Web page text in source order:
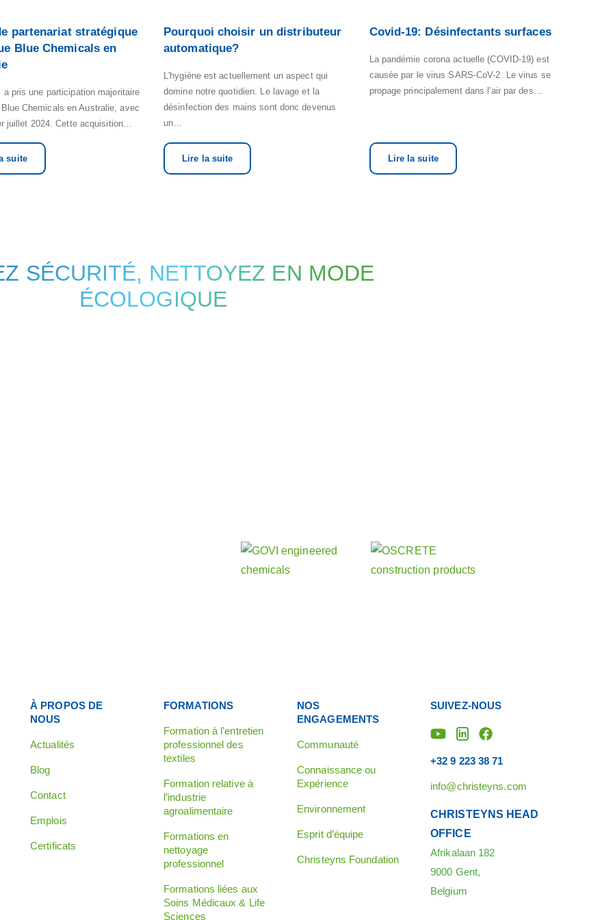
partenariat stratégique
Blue Chemicals en
a pris une participation majoritaire
Chemicals en Australie, avec
juillet 2024. Cette acquisition…
suite
Pourquoi choisir un distributeur
automatique?
L'hygiène est actuellement un aspect qui
domine notre quotidien. Le lavage et la
désinfection des mains sont donc devenus
un…
Lire la suite
Covid-19: Désinfectants surfaces
La pandémie corona actuelle (COVID-19) est
causée par le virus SARS-CoV-2. Le virus se
propage principalement dans l'air par des…
Lire la suite
SÉCURITÉ, NETTOYEZ EN MODE
ÉCOLOGIQUE
À PROPOS DE
NOUS
Actualités
Blog
Contact
Emplois
Certificats
FORMATIONS
Formation à l’entretien
professionnel des
textiles
Formation relative à
l’industrie
agroalimentaire
Formations en
nettoyage
professionnel
Formations liées aux
Soins Médicaux & Life
Sciences
NOS
ENGAGEMENTS
Communauté
Connaissance ou
Expérience
Environnement
Esprit d’équipe
Christeyns Foundation
SUIVEZ-NOUS
+32 9 223 38 71
info@christeyns.com
CHRISTEYNS HEAD
OFFICE
Afrikalaan 182
9000 Gent,
Belgium